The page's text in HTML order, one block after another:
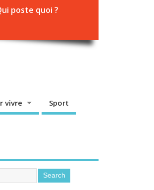
poste quoi ?
vivre Sport